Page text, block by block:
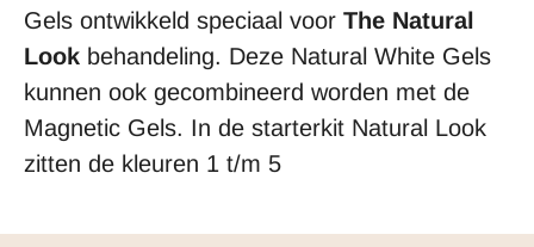
Gels ontwikkeld speciaal voor The Natural
Look behandeling. Deze Natural White Gels
kunnen ook gecombineerd worden met de
Magnetic Gels. In de starterkit Natural Look
zitten de kleuren 1 t/m 5